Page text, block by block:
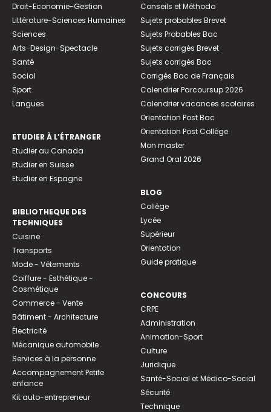
Droit-Economie-Gestion
Littérature-Sciences Humaines
Sciences
Arts-Design-Spectacle
Santé
Social
Sport
Langues
ETUDIER À L’ÉTRANGER
Etudier au Canada
Etudier en Suisse
Etudier en Espagne
BIBLIOTHEQUE DES
TECHNIQUES
Cuisine
Transports
Mode - Vêtements
Coiffure - Esthétique -
Cosmétique
Commerce - Vente
Bâtiment - Architecture
Électricité
Mécanique automobile
Services à la personne
Accompagnement Petite
enfance
Kit auto-entrepreneur
Conseils et Méthodo
Sujets probables Brevet
Sujets Probables Bac
Sujets corrigés Brevet
Sujets corrigés Bac
Corrigés Bac de Français
Calendrier Parcoursup 2026
Calendrier vacances scolaires
Orientation Post Bac
Orientation Post Collège
Mon master
Grand Oral 2026
BLOG
Collège
Lycée
Supérieur
Orientation
Guide pratique
CONCOURS
CRPE
Administration
Animation-Sport
Culture
Juridique
Santé-Social et Médico-Social
Sécurité
Technique